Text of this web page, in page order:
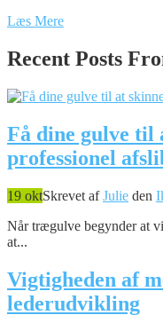
Læs Mere
Recent Posts
Få dine gulve til
professionel
19 oktSkrevet afJulie den
Når trægulve begynder at
at...
Vigtigheden af
lederudvikling